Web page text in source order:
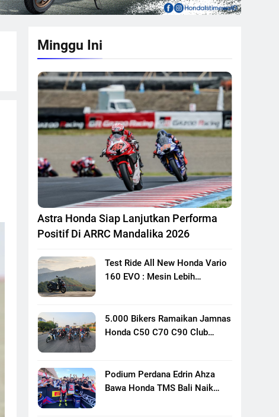
Minggu Ini
Astra Honda Siap Lanjutkan Performa
Positif Di ARRC Mandalika 2026
Test Ride All New Honda Vario
160 EVO : Mesin Lebih
5.000 Bikers Ramaikan Jamnas
Honda C50 C70 C90 Club
Motor Klasik Honda
Podium Perdana Edrin Ahza
Bawa Honda TMS Bali Naik